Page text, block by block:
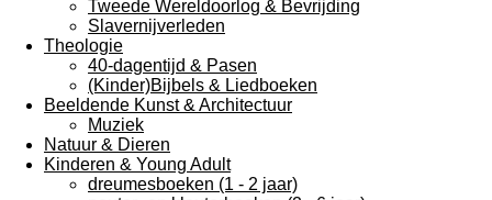
Tweede Wereldoorlog & Bevrijding
Slavernijverleden
Theologie
40-dagentijd & Pasen
(Kinder)Bijbels & Liedboeken
Beeldende Kunst & Architectuur
Muziek
Natuur & Dieren
Kinderen & Young Adult
dreumesboeken (1 - 2 jaar)